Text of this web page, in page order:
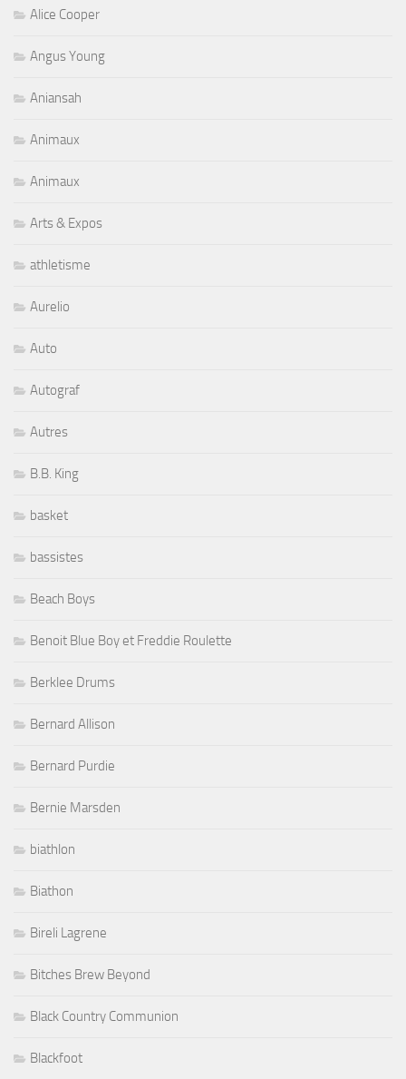
Alice Cooper
Angus Young
Aniansah
Animaux
Animaux
Arts & Expos
athletisme
Aurelio
Auto
Autograf
Autres
B.B. King
basket
bassistes
Beach Boys
Benoit Blue Boy et Freddie Roulette
Berklee Drums
Bernard Allison
Bernard Purdie
Bernie Marsden
biathlon
Biathon
Bireli Lagrene
Bitches Brew Beyond
Black Country Communion
Blackfoot